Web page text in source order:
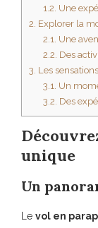
1.2. Une
2. Explorer la
2.1. Une
2.2. Des
3. Les
3.1. Un
3.2. Des
unique
Un
Le vol en